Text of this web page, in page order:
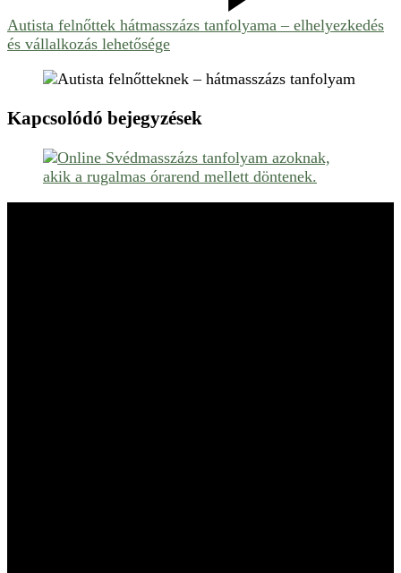
Autista felnőttek hátmasszázs tanfolyama – elhelyezkedés
és vállalkozás lehetősége
Kapcsolódó bejegyzések